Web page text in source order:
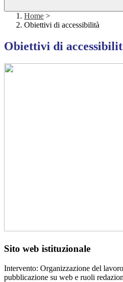
Home >
Obiettivi di accessibilità
Obiettivi di
Sito web istituzionale
Intervento: Organizzazione del
pubblicazione su web e ruoli